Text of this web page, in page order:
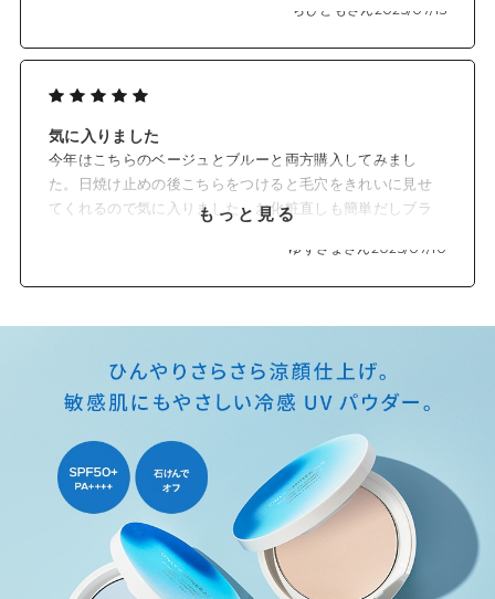
ちびともさん2025/07/15
気に入りました
今年はこちらのベージュとブルーと両方購入してみまし
た。日焼け止めの後こちらをつけると毛穴をきれいに見せ
てくれるので気に入りました。お化粧直しも簡単だしブラ
もっと見る
ゆずさまさん2025/07/10